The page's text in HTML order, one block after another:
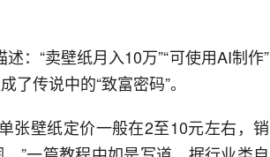
：“卖壁纸月入10万”“可使用AI制作”
传说中的“致富密码”。
张壁纸定价一般在2至10元左右，销